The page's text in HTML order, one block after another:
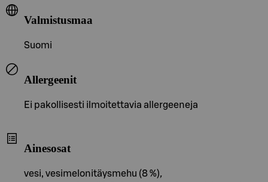
Valmistusmaa
Suomi
Allergeenit
Ei pakollisesti ilmoitettavia allergeeneja
Ainesosat
vesi, vesimelonitäysmehu (8 %),